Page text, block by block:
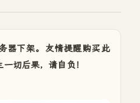
器下架。友情提醒购买此
切后果，请自负！